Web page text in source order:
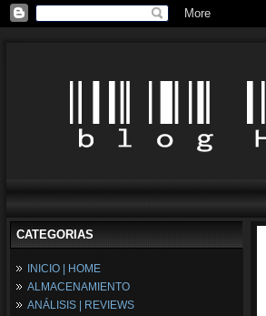
CATEGORIAS
INICIO | HOME
ALMACENAMIENTO
ANÁLISIS | REVIEWS